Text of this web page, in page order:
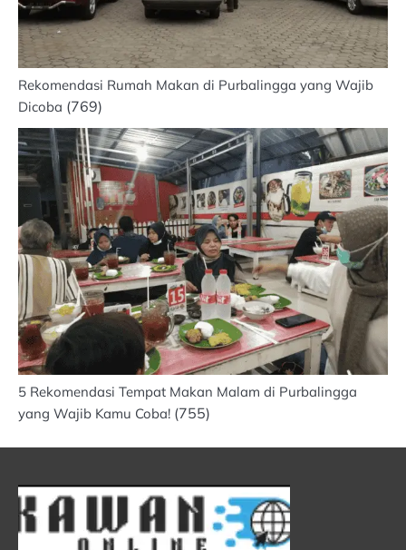
Rekomendasi Rumah Makan di Purbalingga yang Wajib
Dicoba (769)
5 Rekomendasi Tempat Makan Malam di Purbalingga
yang Wajib Kamu Coba! (755)